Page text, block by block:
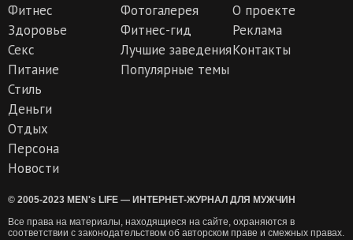
Фитнес
Здоровье
Секс
Питание
Стиль
Деньги
Отдых
Персона
Новости
Фотогалерея
Фитнес-гид
Лучшие заведения
Популярные темы
О проекте
Реклама
Контакты
© 2005-2023 MEN's LIFE — ИНТЕРНЕТ-ЖУРНАЛ ДЛЯ МУЖЧИН
Все права на материалы, находящиеся на сайте, охраняются в
соответствии с законодательством об авторском праве и смежных правах.